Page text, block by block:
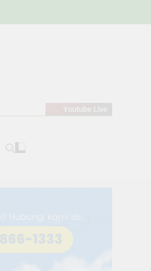
Youtube Live